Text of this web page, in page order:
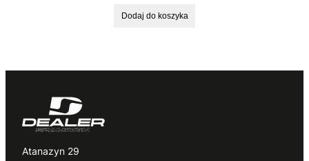
Dodaj do koszyka
Atanazyn 29